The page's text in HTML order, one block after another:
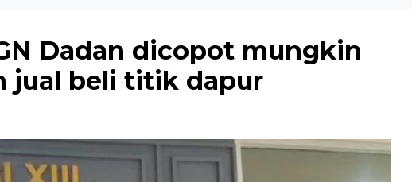
Dadan dicopot mungkin
jual beli titik dapur